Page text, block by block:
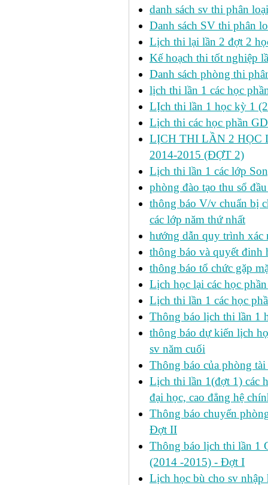
danh sách sv thi phân
Danh sách SV thi phân
Lịch thi lại lần 2 đợt 2
Kế hoạch thi tốt nghiệp
Danh sách phòng thi
lịch thi lần 1 các học
LỊch thi lần 1 học kỳ 1
Lịch thi các học phần
LỊCH THI LẦN 2
2014-2015 (ĐỢT 2)
Lịch thi lần 1 các lớp
phòng đào tạo thu sổ
thông báo V/v chuẩn bị
các lớp năm thứ nhất
hướng dẫn quy trình xác
thông báo và quyết đinh
thông báo tổ chức gặp
Lịch học lại các học
Lịch thi lần 1 các học
Thông báo lịch thi lần 1
thông báo dự kiến lịch
sv năm cuối
Thông báo của phòng
Lịch thi lần 1(đợt 1) các
đại học, cao đẳng hệ
Thông báo chuyển
Đợt II
Thông báo lịch thi lần 1
(2014 -2015) - Đợt I
Lịch học bù cho sv